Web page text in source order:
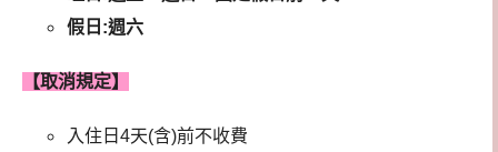
假日:週六
【取消規定】
入住日4天(含)前不收費